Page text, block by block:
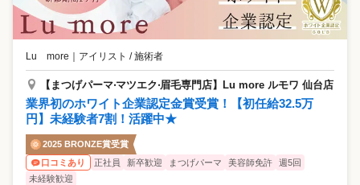
Lu more アイリスト / 施術者
【まつげパーマ‧マツエク‧眉⽑専⾨店】Lu more ルモワ 仙台店
業界初のホワイト企業認定金賞受賞！【初任給32.5万
円】未経験者7割！活躍中★
2025 BRONZE賞受賞
口コミあり
正社員 新卒歓迎 まつげパーマ 美容師免許
週5回
未経験歓迎